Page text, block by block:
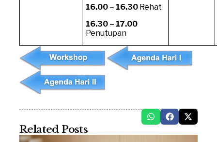
16.00 – 16.30 Rehat
16.30 – 17.00
Penutupan
Related Posts